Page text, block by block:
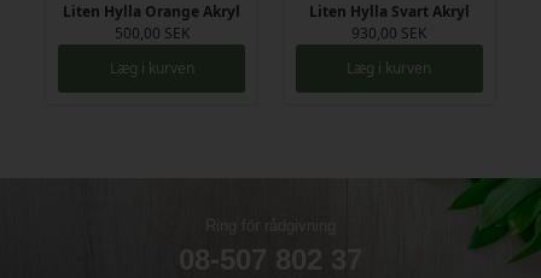
Liten Hylla Orange Akryl
500,00 SEK
Læg i kurven
Liten Hylla Svart Akryl
930,00 SEK
Læg i kurven
Ring för rådgivning
08-507 802 37